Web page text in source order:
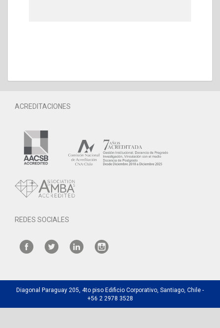
ACREDITACIONES
REDES SOCIALES
Diagonal Paraguay 205, 4to piso Edificio Corporativo, Santiago, Chile -
+56 2 2978 3528